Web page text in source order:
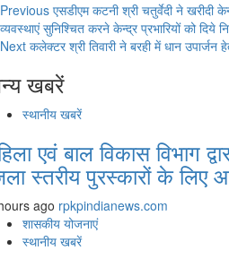
Continue Reading
Previous एसडीएम कटनी श्री चतुर्वेदी ने खरीदी
व्‍यवस्‍थाएं सुनिश्चित करने केन्‍द्र प्रभारियों को दिये
Next कलेक्‍टर श्री तिवारी ने बरही में धान उपार्जन
खबरें
स्थानीय खबरें
एवं बाल विकास विभाग
स्तरीय पुरस्कारों के
ago rpkpindianews.com
शासकीय योजनाएं
स्थानीय खबरें